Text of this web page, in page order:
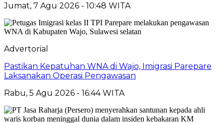
Jumat, 7 Agu 2026 - 10:48 WITA
Advertorial
Pastikan Kepatuhan WNA di Wajo, Imigrasi Parepare
Laksanakan Operasi Pengawasan
Rabu, 5 Agu 2026 - 16:44 WITA